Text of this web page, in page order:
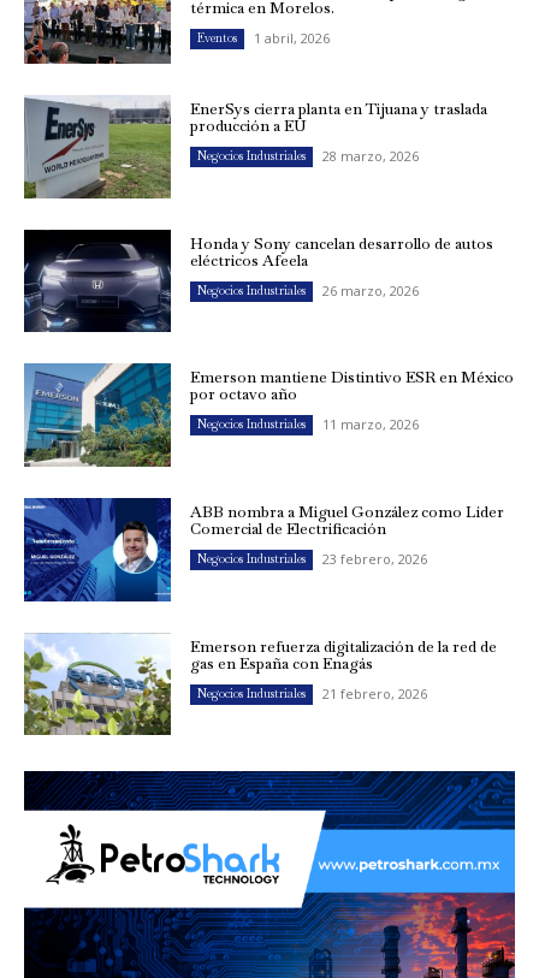
térmica en Morelos.
Eventos 1 abril, 2026
EnerSys cierra planta en Tijuana y traslada
producción a EU
Negocios Industriales 28 marzo, 2026
Honda y Sony cancelan desarrollo de autos
eléctricos Afeela
Negocios Industriales 26 marzo, 2026
Emerson mantiene Distintivo ESR en México
por octavo año
Negocios Industriales 11 marzo, 2026
ABB nombra a Miguel González como Líder
Comercial de Electrificación
Negocios Industriales 23 febrero, 2026
Emerson refuerza digitalización de la red de
gas en España con Enagás
Negocios Industriales 21 febrero, 2026